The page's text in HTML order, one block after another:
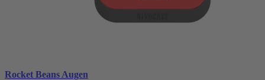
Rocket Beans Augen